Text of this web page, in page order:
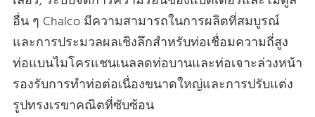
อื่น ๆ Chalco มีความสามารถในการผลิตที่สมบูรณ์
และการประมวลผลเชิงลึกสําหรับท่อเชื่อมความถี่สูง
ท่อแบนไมโครแชนเนลลดท่อบานและท่อเจาะล่วงหน้า
รองรับการทําท่อต่อเนื่องขนาดใหญ่และการปรับแต่ง
รูปทรงเรขาคณิตที่ซับซ้อน